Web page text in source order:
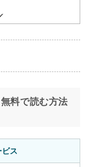
料で読む方法
ス